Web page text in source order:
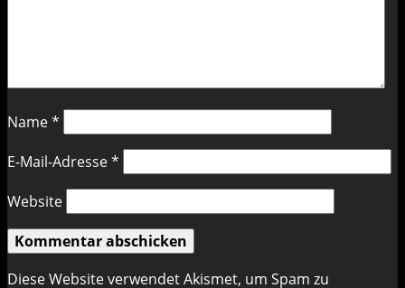
Name*
E-Mail-Adresse*
Website
Diese Website verwendet Akismet, um Spam zu